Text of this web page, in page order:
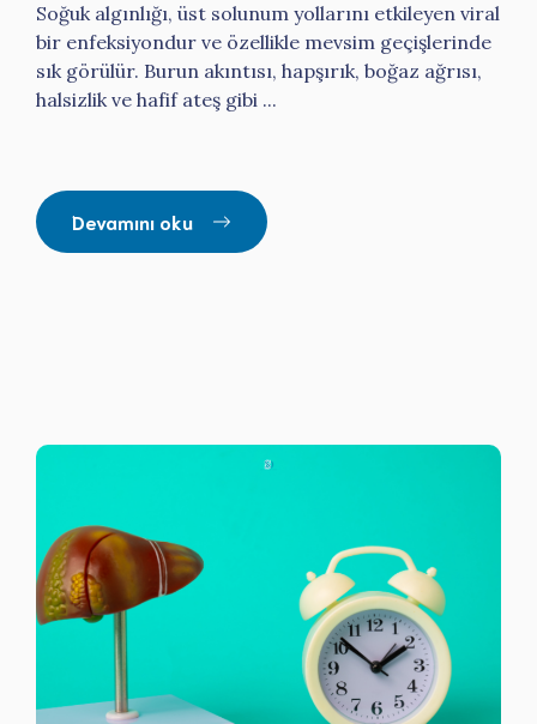
Soğuk algınlığı, üst solunum yollarını etkileyen viral
bir enfeksiyondur ve özellikle mevsim geçişlerinde
sık görülür. Burun akıntısı, hapşırık, boğaz ağrısı,
halsizlik ve hafif ateş gibi ...
Devamını oku